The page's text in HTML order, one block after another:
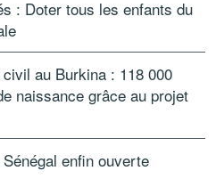
: Doter tous les enfants du
au Burkina : 118 000
naissance grâce au projet
Sénégal enfin ouverte